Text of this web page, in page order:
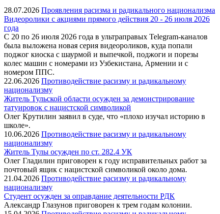
28.07.2026 Проявления расизма и радикального национализма
Видеоролики с акциями прямого действия 20 - 26 июля 2026
года
С 20 по 26 июля 2026 года в ультраправых Telegram-каналов
была выложена новая серия видеороликов, куда попали
поджог киоска с шаурмой и выпечкой, поджоги и порезы
колес машин с номерами из Узбекистана, Армении и с
номером ППС.
22.06.2026 Противодействие расизму и радикальному
национализму
Житель Тульской области осужден за демонстрирование
татуировок с нацистской символикой
Олег Крутилин заявил в суде, что «плохо изучал историю в
школе».
10.06.2026 Противодействие расизму и радикальному
национализму
Житель Тулы осужден по ст. 282.4 УК
Олег Гладилин приговорен к году исправительных работ за
почтовый ящик с нацистской символикой около дома.
21.04.2026 Противодействие расизму и радикальному
национализму
Студент осужден за оправдание деятельности РДК
Александр Глазунов приговорен к трем годам колонии.